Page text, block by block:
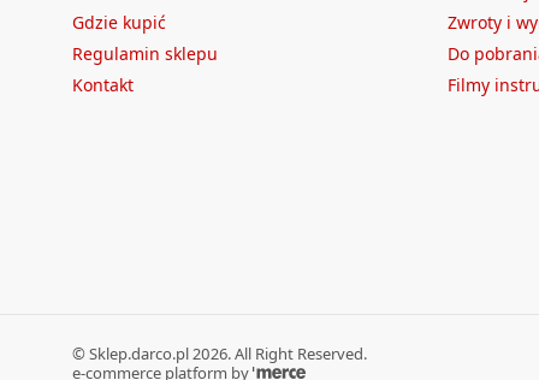
Gdzie kupić
Regulamin sklepu
Kontakt
Zwroty i
Do
Filmy
© Sklep.darco.pl 2026. All Right Reserved.
e-commerce platform by